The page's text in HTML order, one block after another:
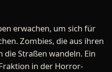
erwachen, um sich für
Zombies, die aus ihren
Straßen wandeln. Ein
in der Horror-